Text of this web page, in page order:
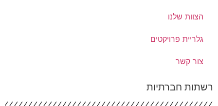
הצוות שלנו
גלריית פרויקטים
צור קשר
חברתיות